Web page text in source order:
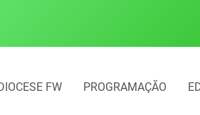
rotativo começará em 10
FW PROGRAMAÇÃO